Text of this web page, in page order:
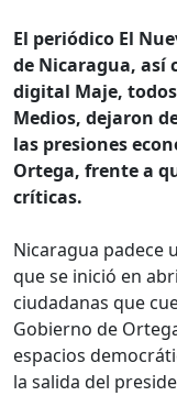
El periódico El
de Nicaragua, así
digital Maje,
Medios, dejaron
las presiones
Ortega, frente a
críticas.
Nicaragua padece
que se inició en
ciudadanas que
Gobierno de
espacios
la salida del